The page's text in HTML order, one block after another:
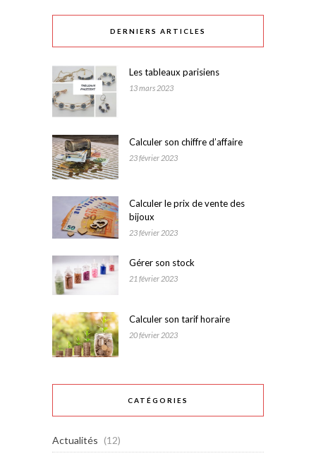
DERNIERS ARTICLES
Les tableaux parisiens
13 mars 2023
Calculer son chiffre d’affaire
23 février 2023
Calculer le prix de vente des
bijoux
23 février 2023
Gérer son stock
21 février 2023
Calculer son tarif horaire
20 février 2023
CATÉGORIES
Actualités (12)